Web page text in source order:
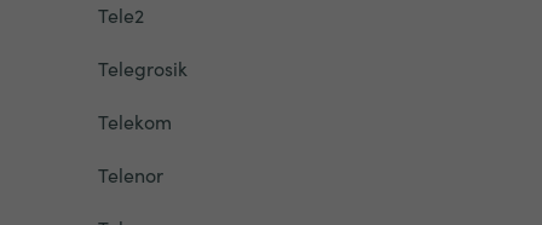
Tele2
Telegrosik
Telekom
Telenor